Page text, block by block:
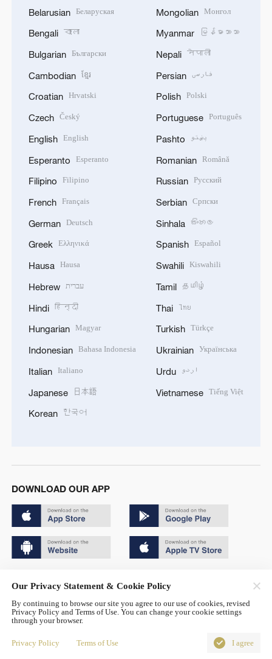
Belarusian Беларуская
Bengali বাংলা
Bulgarian Български
Cambodian ខ្មែរ
Croatian Hrvatski
Czech Český
English English
Esperanto Esperanto
Filipino Filipino
French Français
German Deutsch
Greek Ελληνικά
Hausa Hausa
Hebrew עברית
Hindi हिन्दी
Hungarian Magyar
Indonesian Bahasa Indonesia
Italian Italiano
Japanese 日本語
Korean 한국어
Mongolian Монгол
Myanmar မြန်မာဘာသာ
Nepali नेपाली
Persian فارسی
Polish Polski
Portuguese Português
Pashto پښتو
Romanian Română
Russian Русский
Serbian Српски
Sinhala සිංහල
Spanish Español
Swahili Kiswahili
Tamil தமிழ்
Thai ไทย
Turkish Türkçe
Ukrainian Українська
Urdu اردو
Vietnamese Tiếng Việt
DOWNLOAD OUR APP
京公网安备 11010502050052号
Disinformation report hotline: 010-85061466
Our Privacy Statement & Cookie Policy
By continuing to browse our site you agree to our use of cookies, revised
Privacy Policy and Terms of Use. You can change your cookie settings
through your browser.
Privacy Policy Terms of Use I agree